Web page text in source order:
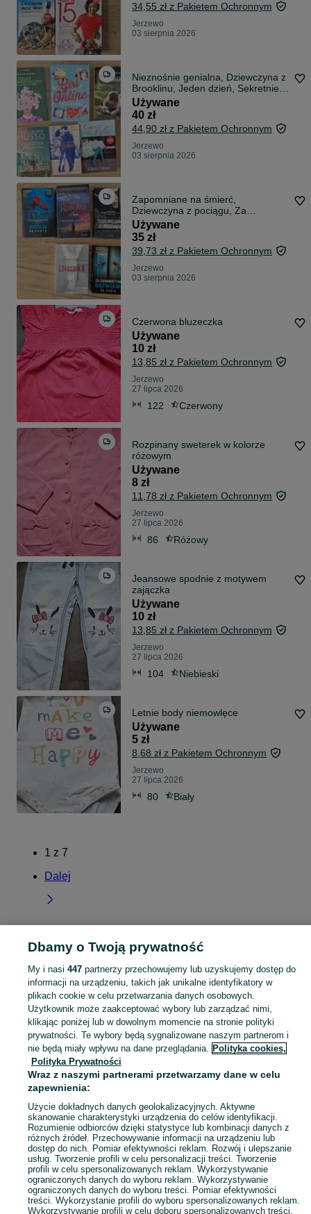
34,55 zł z Pakietem Ochronnym
Jerzewo
03 sierpnia 2026
Nieznośnie genialna, Dziewczyna z
Brooklinu, Jeden dzień, Sekretnie,
Gir Online, Czuła Przewodniczka
Używane
40 zł
44,90 zł z Pakietem Ochronnym
Jerzewo
03 sierpnia 2026
Zapomniane na śmierć,
Dziewczyna z pociągu, Za
zamkniętymi drzwiami, Obsesja,
Lokatorka
Używane
35 zł
39,73 zł z Pakietem Ochronnym
Jerzewo
03 sierpnia 2026
Czerwona bluzeczka
Używane
10 zł
13,85 zł z Pakietem Ochronnym
Jerzewo
27 lipca 2026
122 Czerwony
Rozpinany sweterek w kolorze
różowym
Używane
8 zł
11,78 zł z Pakietem Ochronnym
Jerzewo
27 lipca 2026
86 Różowy
Jeansowe spodnie z motywem
zajączka
Używane
10 zł
13,85 zł z Pakietem Ochronnym
Jerzewo
27 lipca 2026
104 Niebieski
Letnie body niemowlęce
Używane
5 zł
8,68 zł z Pakietem Ochronnym
Jerzewo
27 lipca 2026
80 Biały
1 z 7
Dalej
Strona główna Kujawsko-pomorskie Jerzewo
KATEGORIA
Skorzystaj z największego serwisu ogłoszeniowego - Jerzewo i okolice! Kupuj to, czego pragniesz i sprzedawaj to, czego już nie potrzebujesz! Zobacz
Mapa kategorii
Mapa miejscowości
Mapa ministron
Popularne wyszukiwania
Dbamy o Twoją prywatność
My i nasi 447partnerzy przechowujemy lub uzyskujemy dostęp do
informacji na urządzeniu, takich jak unikalne identyfikatory w
plikach cookie w celu przetwarzania danych osobowych.
Użytkownik może zaakceptować wybory lub zarządzać nimi,
klikając poniżej lub w dowolnym momencie na stronie polityki
prywatności. Te wybory będą sygnalizowane naszym partnerom i
nie będą miały wpływu na dane przeglądania. Polityka cookies,
Polityka Prywatności
Wraz z naszymi partnerami przetwarzamy dane w celu
zapewnienia:
Użycie dokładnych danych geolokalizacyjnych. Aktywne
skanowanie charakterystyki urządzenia do celów identyfikacji.
Rozumienie odbiorców dzięki statystyce lub kombinacji danych z
różnych źródeł. Przechowywanie informacji na urządzeniu lub
dostęp do nich. Pomiar efektywności reklam. Rozwój i ulepszanie
usług. Tworzenie profili w celu personalizacji treści. Tworzenie
profili w celu spersonalizowanych reklam. Wykorzystywanie
ograniczonych danych do wyboru reklam. Wykorzystywanie
ograniczonych danych do wyboru treści. Pomiar efektywności
treści. Wykorzystanie profili do wyboru spersonalizowanych reklam.
Wykorzystywanie profili w celu doboru spersonalizowanych treści.